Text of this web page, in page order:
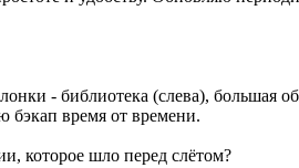
- библиотека (слева), большая
бэкап время от времени.
которое шло перед слётом?